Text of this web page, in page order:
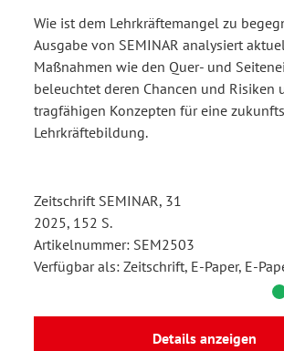
Wie ist dem Lehrkräftemangel zu
Ausgabe von SEMINAR analysiert
Maßnahmen wie den Quer- und
beleuchtet deren Chancen und Risiken
tragfähigen Konzepten für eine
Lehrkräftebildung.
Zeitschrift SEMINAR, 31
2025, 152 S.
Artikelnummer: SEM2503
Verfügbar als: Zeitschrift, E-Paper, E-
Details anzeigen